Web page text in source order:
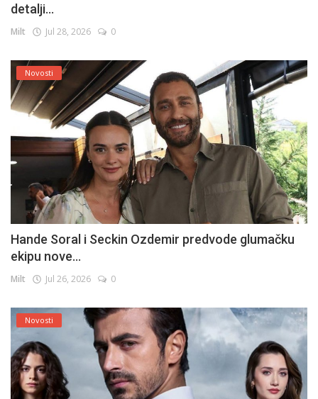
detalji...
Milt Jul 28, 2026 0
Novosti
Hande Soral i Seckin Ozdemir predvode glumačku
ekipu nove...
Milt Jul 26, 2026 0
Novosti